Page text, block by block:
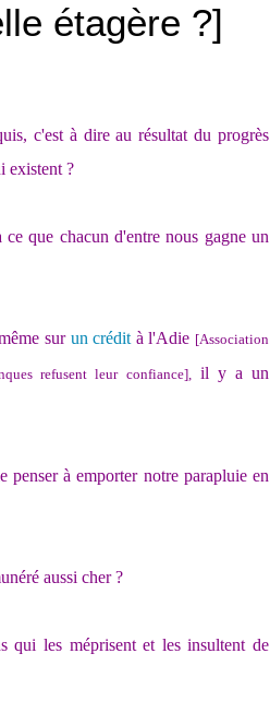
étagère ?]
c'est à dire au résultat du progrès
existent ?
que chacun d'entre nous gagne un
sur un crédit à l'Adie [Association
refusent leur confiance], il y a un
à emporter notre parapluie en
aussi cher ?
qui les méprisent et les insultent de